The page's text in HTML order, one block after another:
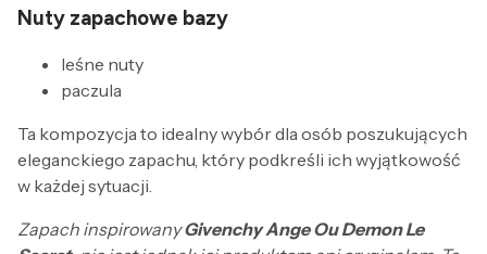
Nuty zapachowe bazy
leśne nuty
paczula
Ta kompozycja to idealny wybór dla osób poszukujących
eleganckiego zapachu, który podkreśli ich wyjątkowość
w każdej sytuacji.
Zapach inspirowanyGivenchy Ange Ou Demon Le